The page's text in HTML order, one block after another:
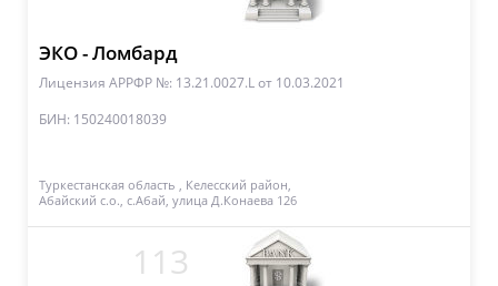
ЭКО - Ломбард
Лицензия АРРФР №: 13.21.0027.Lот 10.03.2021
БИН: 150240018039
Туркестанская область , Келесский район,
Абайский с.о., с.Абай, улица Д.Конаева 126
113